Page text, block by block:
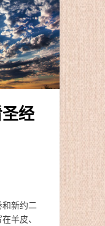
经
新约二
羊皮、